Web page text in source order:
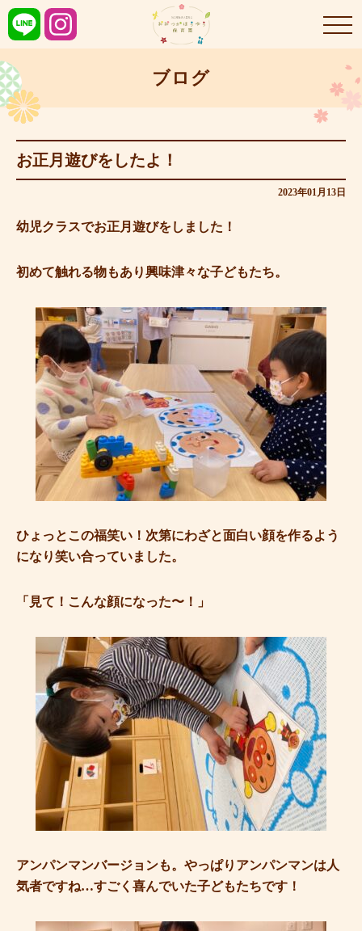
ブログ
お正月遊びをしたよ！
2023年01月13日
幼児クラスでお正月遊びをしました！
初めて触れる物もあり興味津々な子どもたち。
ひょっとこの福笑い！次第にわざと面白い顔を作るよう
になり笑い合っていました。
「見て！こんな顔になった〜！」
アンパンマンバージョンも。やっぱりアンパンマンは人
気者ですね…すごく喜んでいた子どもたちです！